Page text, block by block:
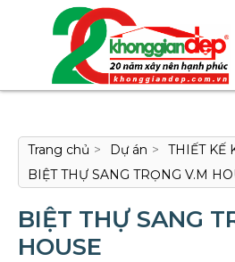
Trang chủ > Dự án > THIẾT KẾ
BIỆT THỰ SANG TRỌNG V.M
BIỆT THỰ SANG
HOUSE